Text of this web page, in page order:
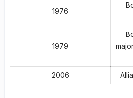
1976
1979
2006